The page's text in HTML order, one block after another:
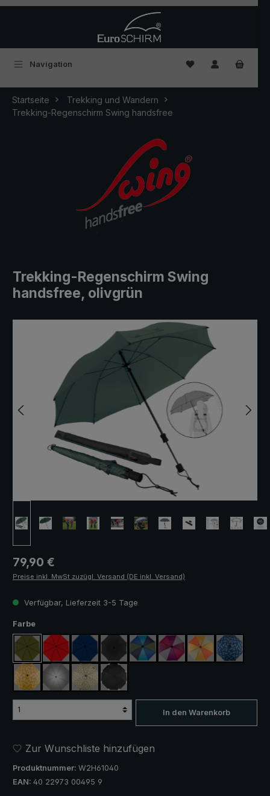
Navigation Du hast 0
Startseite
Trekking und Wandern
Trekking-Regenschirm Swing handsfree
Trekking-Regenschirm Swing
handsfree, olivgrün
Regulärer Preis:
79,90 €
Preise inkl. MwSt zuzügl. Versand (DE inkl. Versand)
Verfügbar, Lieferzeit 3-5 Tage
Farbeauswählen
olivgrün rot marineblauschwarzblau / grünlila / rot / grauorange / gelb
blau /
gelb / orange kariert
silber, UV-Schutz 50+
camouflageschwarz, mit Reflektoren
In den Warenkorb
Zur Wunschliste hinzufügen
Produktnummer: W2H61040
EAN: 40 22973 00495 9